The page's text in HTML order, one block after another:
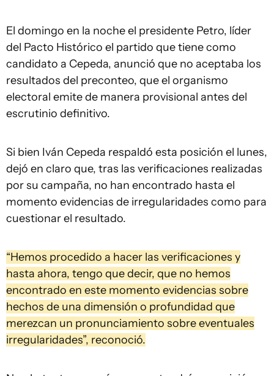
El domingo en la noche el presidente Petro, líder
del Pacto Histórico el partido que tiene como
candidato a Cepeda, anunció que no aceptaba los
resultados del preconteo, que el organismo
electoral emite de manera provisional antes del
escrutinio definitivo.
Si bien Iván Cepeda respaldó esta posición el lunes,
dejó en claro que, tras las verificaciones realizadas
por su campaña, no han encontrado hasta el
momento evidencias de irregularidades como para
cuestionar el resultado.
“Hemos procedido a hacer las verificaciones y
hasta ahora, tengo que decir, que no hemos
encontrado en este momento evidencias sobre
hechos de una dimensión o profundidad que
merezcan un pronunciamiento sobre eventuales
irregularidades”, reconoció.